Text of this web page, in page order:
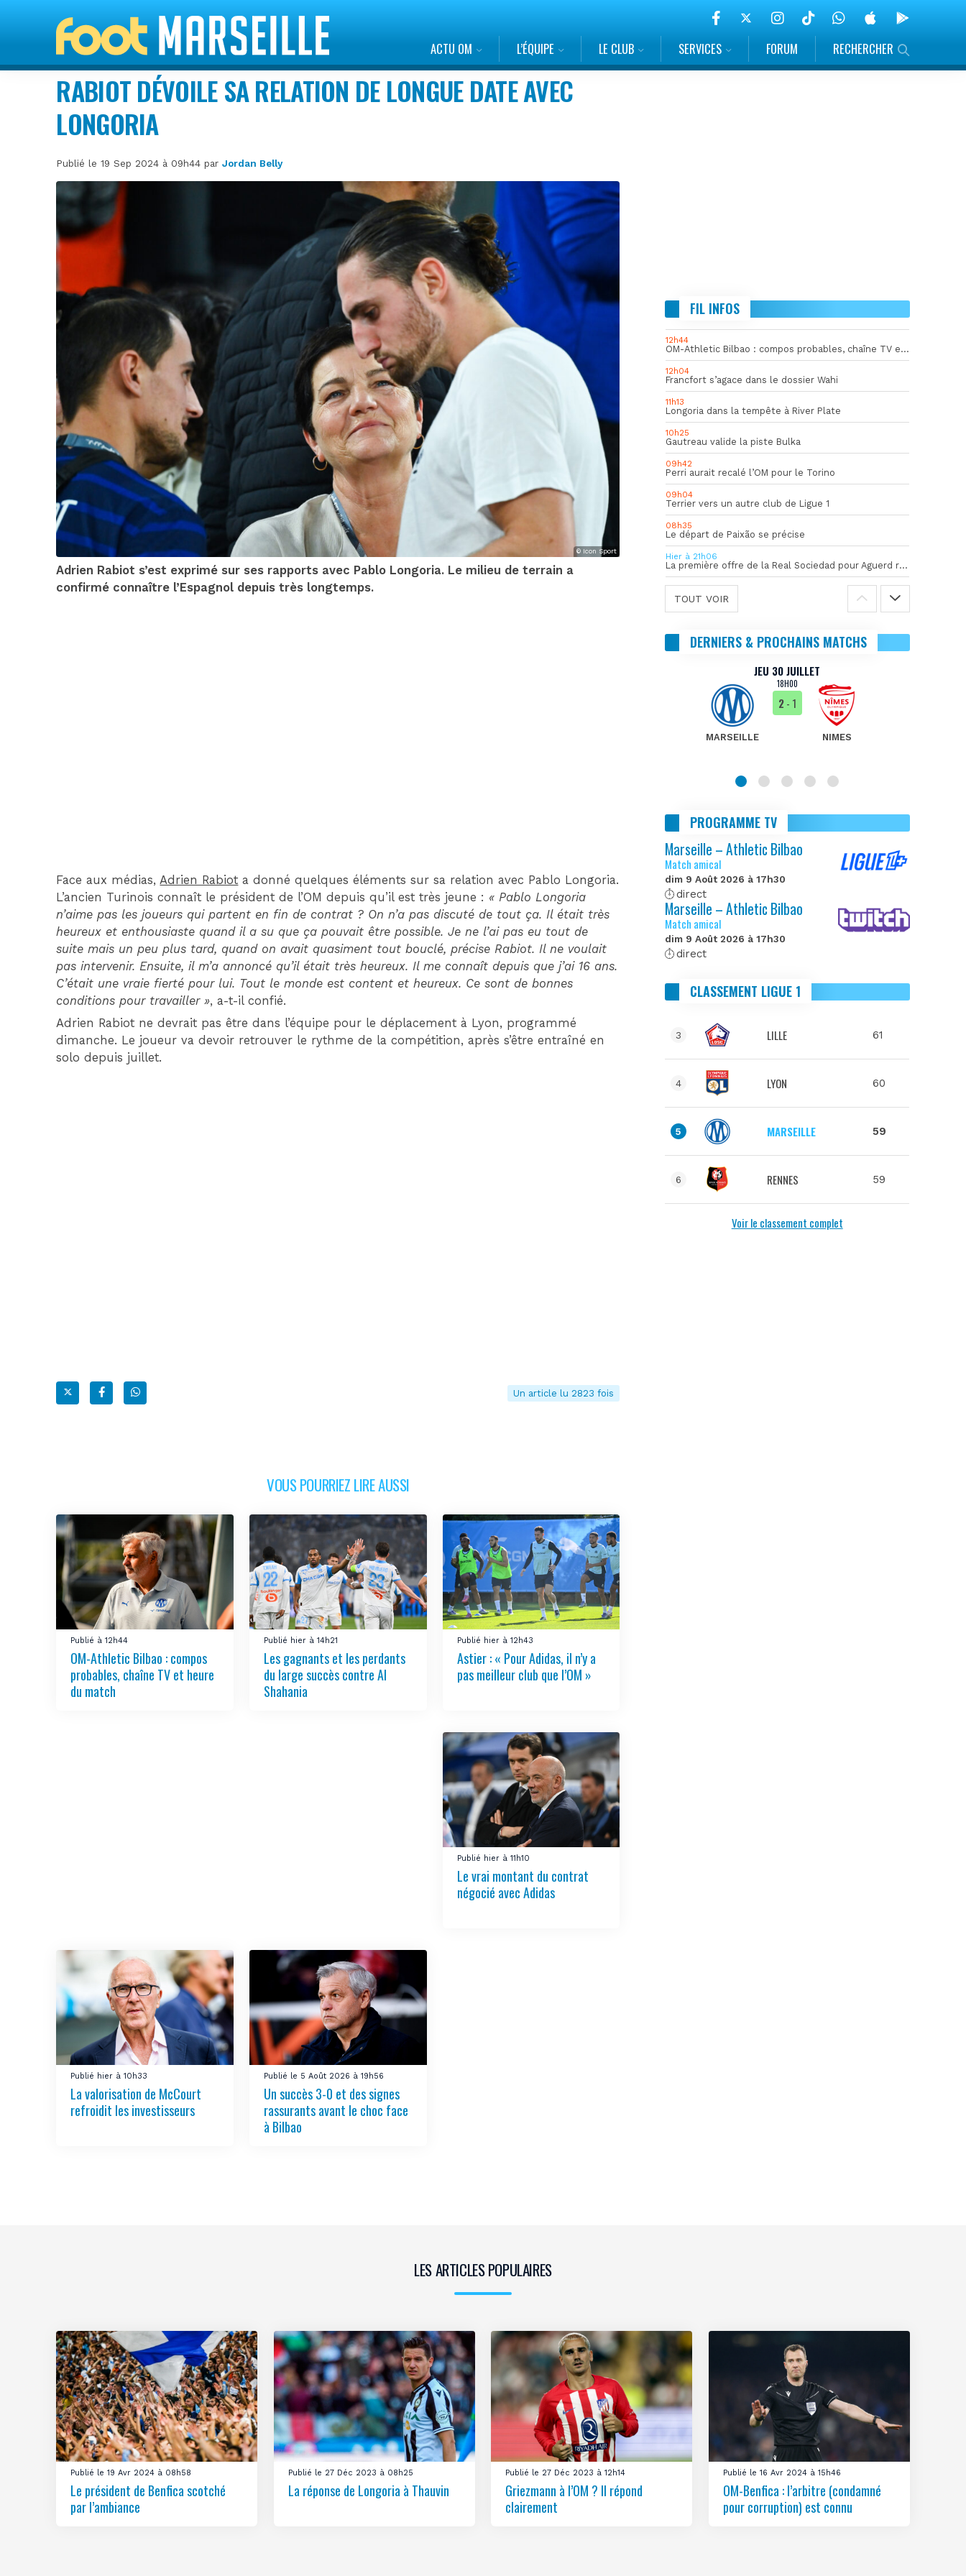
ACTU OM L’ÉQUIPE LE CLUB SERVICES FORUM RECHERCHER
RABIOT DÉVOILE SA RELATION DE LONGUE DATE AVEC
LONGORIA
Publié le 19 Sep 2024 à 09h44 parJordan Belly
© Icon Sport
Adrien Rabiot s’est exprimé sur ses rapports avec Pablo Longoria. Le milieu de terrain a
confirmé connaître l’Espagnol depuis très longtemps.
Face aux médias, Adrien Rabiot a donné quelques éléments sur sa relation avec Pablo Longoria.
L’ancien Turinois connaît le président de l’OM depuis qu’il est très jeune : « Pablo Longoria
n’aime pas les joueurs qui partent en fin de contrat ? On n’a pas discuté de tout ça. Il était très
heureux et enthousiaste quand il a su que ça pouvait être possible. Je ne l’ai pas eu tout de
suite mais un peu plus tard, quand on avait quasiment tout bouclé, précise Rabiot. Il ne voulait
pas intervenir. Ensuite, il m’a annoncé qu’il était très heureux. Il me connaît depuis que j’ai 16 ans.
C’était une vraie fierté pour lui. Tout le monde est content et heureux. Ce sont de bonnes
conditions pour travailler », a-t-il confié.
Adrien Rabiot ne devrait pas être dans l’équipe pour le déplacement à Lyon, programmé
dimanche. Le joueur va devoir retrouver le rythme de la compétition, après s’être entraîné en
solo depuis juillet.
Un article lu 2823 fois
VOUS POURRIEZ LIRE AUSSI
Publié à 12h44
OM-Athletic Bilbao : compos
probables, chaîne TV et heure
du match
Publié hier à 14h21
Les gagnants et les perdants
du large succès contre Al
Shahania
Publié hier à 12h43
Astier : « Pour Adidas, il n’y a
pas meilleur club que l’OM »
Publié hier à 11h10
Le vrai montant du contrat
négocié avec Adidas
Publié hier à 10h33
La valorisation de McCourt
refroidit les investisseurs
Publié le 5 Août 2026 à 19h56
Un succès 3-0 et des signes
rassurants avant le choc face
à Bilbao
FIL INFOS
12h44
OM-Athletic Bilbao : compos probables, chaîne TV et heure du match
12h04
Francfort s’agace dans le dossier Wahi
11h13
Longoria dans la tempête à River Plate
10h25
Gautreau valide la piste Bulka
09h42
Perri aurait recalé l’OM pour le Torino
09h04
Terrier vers un autre club de Ligue 1
08h35
Le départ de Paixão se précise
Hier à 21h06
La première offre de la Real Sociedad pour Aguerd refusée par l’OM
TOUT VOIR
DERNIERS & PROCHAINS MATCHS
JEU 30 JUILLET
18H00
MARSEILLE
2- 1
NIMES
PROGRAMME TV
Marseille – Athletic Bilbao
Match amical
dim 9 Août 2026 à 17h30
direct
Marseille – Athletic Bilbao
Match amical
dim 9 Août 2026 à 17h30
direct
CLASSEMENT LIGUE 1
3 LILLE 61
4 LYON 60
5 MARSEILLE 59
6 RENNES 59
Voir le classement complet
LES ARTICLES POPULAIRES
Publié le 19 Avr 2024 à 08h58
Le président de Benfica scotché
par l’ambiance
Publié le 27 Déc 2023 à 08h25
La réponse de Longoria à Thauvin
Publié le 27 Déc 2023 à 12h14
Griezmann à l’OM ? Il répond
clairement
Publié le 16 Avr 2024 à 15h46
OM-Benfica : l’arbitre (condamné
pour corruption) est connu